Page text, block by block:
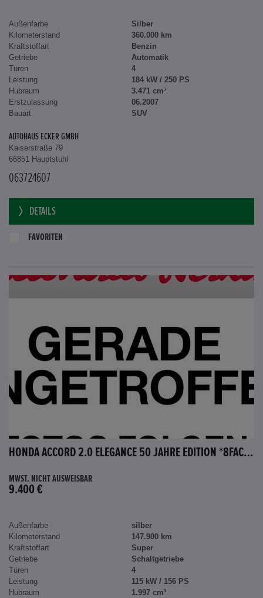
Außenfarbe
Silber
Kilometerstand
360.000 km
Kraftstoffart
Benzin
Getriebe
Automatik
Türen
4
Leistung
184 kW / 250 PS
Hubraum
3.471 cm³
Erstzulassung
06.2007
Bauart
SUV
AUTOHAUS ECKER GMBH
Kaiserstraße 79
66851 Hauptstuhl
063724607
DETAILS
FAVORITEN
HONDA ACCORD 2.0 ELEGANCE 50 JAHRE EDITION *8FACH BEREIFT*
MWST. NICHT AUSWEISBAR
9.400 €
Außenfarbe
silber
Kilometerstand
147.900 km
Kraftstoffart
Super
Getriebe
Schaltgetriebe
Türen
4
Leistung
115 kW / 156 PS
Hubraum
1.997 cm³